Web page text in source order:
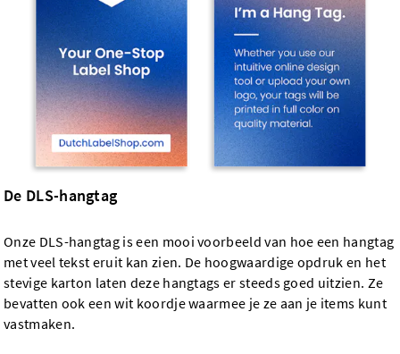
De DLS-hangtag
Onze DLS-hangtag is een mooi voorbeeld van hoe een hangtag
met veel tekst eruit kan zien. De hoogwaardige opdruk en het
stevige karton laten deze hangtags er steeds goed uitzien. Ze
bevatten ook een wit koordje waarmee je ze aan je items kunt
vastmaken.